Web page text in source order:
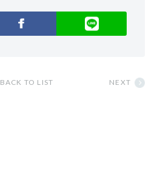
BACK TO LIST NEXT